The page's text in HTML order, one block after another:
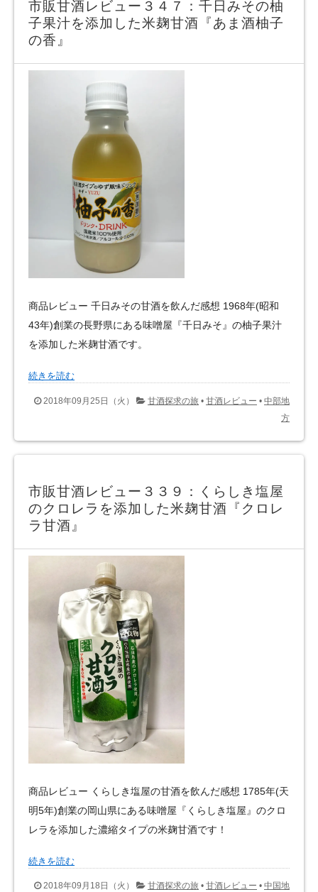
市販甘酒レビュー３４７：千日みその柚
子果汁を添加した米麹甘酒『あま酒柚子
の香』
商品レビュー 千日みその甘酒を飲んだ感想 1968年(昭和
43年)創業の長野県にある味噌屋『千日みそ』の柚子果汁
を添加した米麹甘酒です。
続きを読む
2018年09月25日（火） 甘酒探求の旅 • 甘酒レビュー • 中部地
方
市販甘酒レビュー３３９：くらしき塩屋
のクロレラを添加した米麹甘酒『クロレ
ラ甘酒』
商品レビュー くらしき塩屋の甘酒を飲んだ感想 1785年(天
明5年)創業の岡山県にある味噌屋『くらしき塩屋』のクロ
レラを添加した濃縮タイプの米麹甘酒です！
続きを読む
2018年09月18日（火） 甘酒探求の旅 • 甘酒レビュー • 中国地